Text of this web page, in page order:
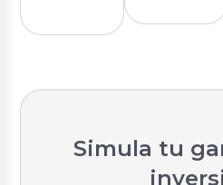
Simula tu